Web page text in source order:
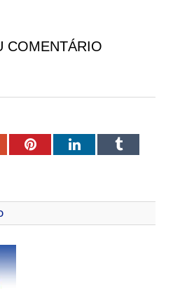
COMENTÁRIO
PinterestLinkedInTumblr